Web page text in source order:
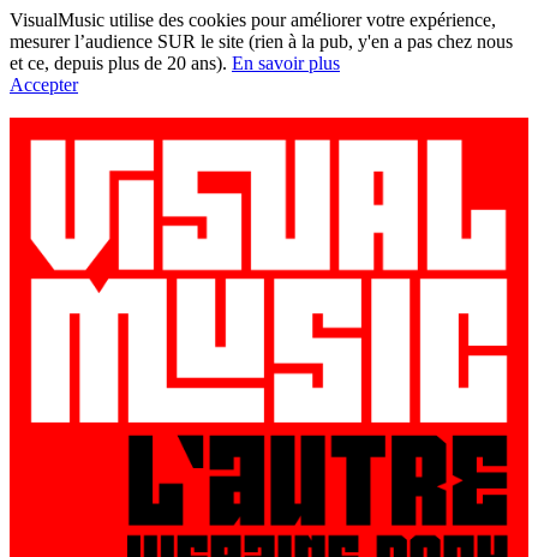
VisualMusic utilise des cookies pour améliorer votre expérience,
mesurer l’audience SUR le site (rien à la pub, y'en a pas chez nous
et ce, depuis plus de 20 ans). En savoir plus
Accepter